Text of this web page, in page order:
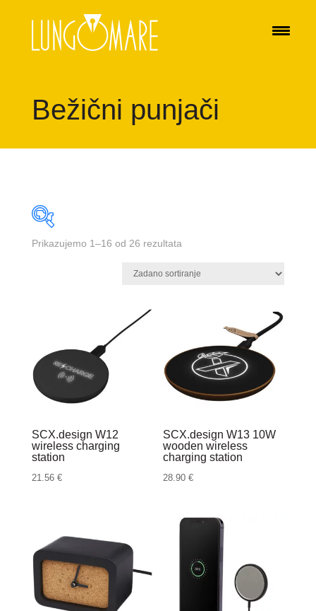
Bežični punjači
Prikazujemo 1–16 od 26 rezultata
SCX.design W12
wireless charging
station
21.56 €
SCX.design W13 10W
wooden wireless
charging station
28.90€